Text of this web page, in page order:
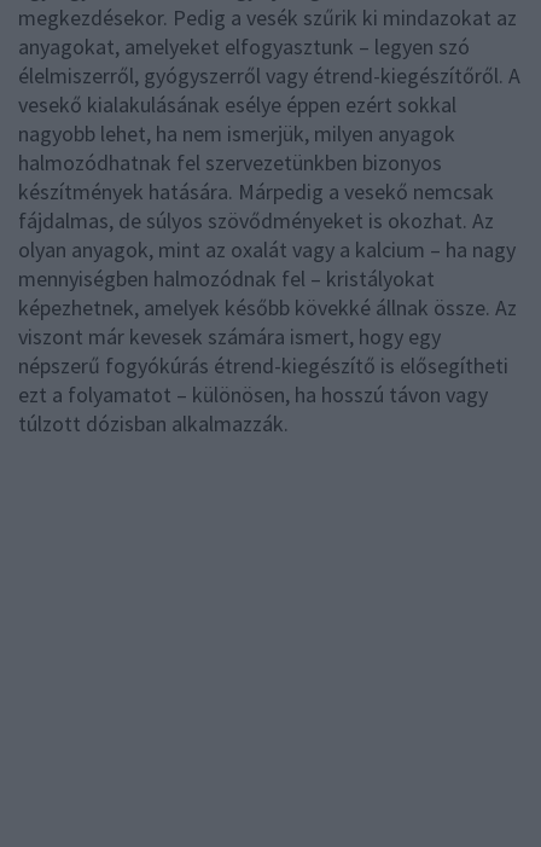
megkezdésekor. Pedig a vesék szűrik ki mindazokat az
anyagokat, amelyeket elfogyasztunk – legyen szó
élelmiszerről, gyógyszerről vagy étrend-kiegészítőről. A
vesekő kialakulásának esélye éppen ezért sokkal
nagyobb lehet, ha nem ismerjük, milyen anyagok
halmozódhatnak fel szervezetünkben bizonyos
készítmények hatására. Márpedig a vesekő nemcsak
fájdalmas, de súlyos szövődményeket is okozhat. Az
olyan anyagok, mint az oxalát vagy a kalcium – ha nagy
mennyiségben halmozódnak fel – kristályokat
képezhetnek, amelyek később kövekké állnak össze. Az
viszont már kevesek számára ismert, hogy egy
népszerű fogyókúrás étrend-kiegészítő is elősegítheti
ezt a folyamatot – különösen, ha hosszú távon vagy
túlzott dózisban alkalmazzák.